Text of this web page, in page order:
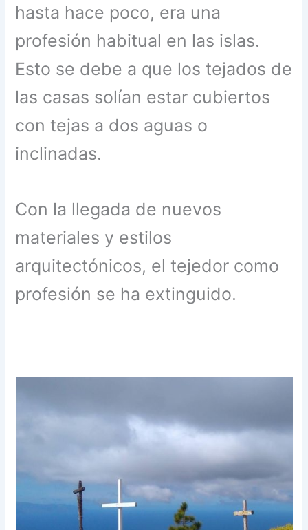
hasta hace poco, era una
profesión habitual en las islas.
Esto se debe a que los tejados de
las casas solían estar cubiertos
con tejas a dos aguas o
inclinadas.
Con la llegada de nuevos
materiales y estilos
arquitectónicos, el tejedor como
profesión se ha extinguido.